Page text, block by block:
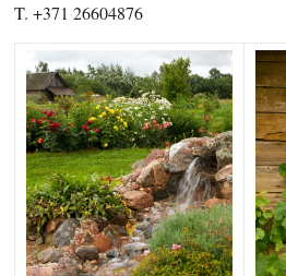
T. +371 26604876